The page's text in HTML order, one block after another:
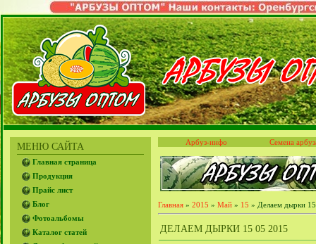
МЕНЮ САЙТА
Главная страница
Продукция
Прайс лист
Блог
Фотоальбомы
Каталог статей
Арбуз-инфо Семена
Главная » 2015 » Май » 15 » Делаем дырки
ДЕЛАЕМ ДЫРКИ 15 05 2015